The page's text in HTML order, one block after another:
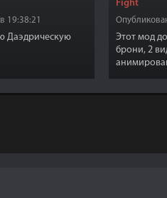
19:38:21
Даэдрическую
Fight
Этот мод
брони, 2